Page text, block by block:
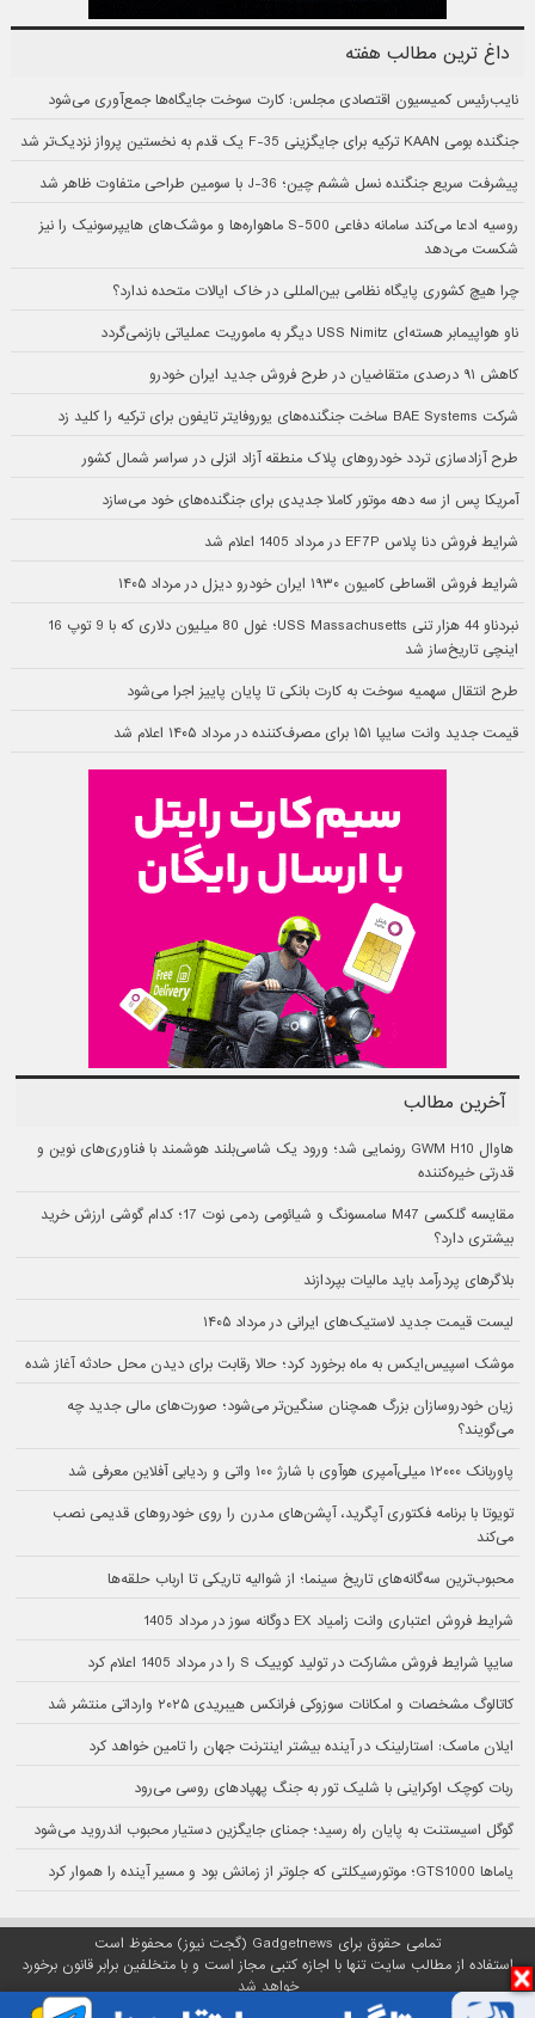
داغ ترین مطالب هفته
نایب‌رئیس کمیسیون اقتصادی مجلس: کارت سوخت جایگاه‌ها جمع‌آوری می‌شود
جنگنده بومی KAAN ترکیه برای جایگزینی F-35 یک قدم به نخستین پرواز نزدیک‌تر شد
پیشرفت سریع جنگنده نسل ششم چین؛ J-36 با سومین طراحی متفاوت ظاهر شد
روسیه ادعا می‌کند سامانه دفاعی S-500 ماهواره‌ها و موشک‌های هایپرسونیک را نیز
شکست می‌دهد
چرا هیچ کشوری پایگاه نظامی بین‌المللی در خاک ایالات متحده ندارد؟
ناو هواپیمابر هسته‌ای USS Nimitz دیگر به ماموریت عملیاتی بازنمی‌گردد
کاهش ۹۱ درصدی متقاضیان در طرح فروش جدید ایران خودرو
شرکت BAE Systems ساخت جنگنده‌های یوروفایتر تایفون برای ترکیه را کلید زد
طرح آزادسازی تردد خودروهای پلاک منطقه آزاد انزلی در سراسر شمال کشور
آمریکا پس از سه دهه موتور کاملا جدیدی برای جنگنده‌های خود می‌سازد
شرایط فروش دنا پلاس EF7P در مرداد 1405 اعلام شد
شرایط فروش اقساطی کامیون ۱۹۳۰ ایران خودرو دیزل در مرداد ۱۴۰۵
نبردناو 44 هزار تنی USS Massachusetts؛ غول 80 میلیون دلاری که با 9 توپ 16
اینچی تاریخ‌ساز شد
طرح انتقال سهمیه سوخت به کارت بانکی تا پایان پاییز اجرا می‌شود
قیمت جدید وانت سایپا ۱۵۱ برای مصرف‌کننده در مرداد ۱۴۰۵ اعلام شد
آخرین مطالب
هاوال GWM H10 رونمایی شد؛ ورود یک شاسی‌بلند هوشمند با فناوری‌های نوین و
قدرتی خیره‌کننده
مقایسه گلکسی M47 سامسونگ و شیائومی ردمی نوت 17؛ کدام گوشی ارزش خرید
بیشتری دارد؟
بلاگرهای پردرآمد باید مالیات بپردازند
لیست قیمت جدید لاستیک‌های ایرانی در مرداد ۱۴۰۵
موشک اسپیس‌ایکس به ماه برخورد کرد؛ حالا رقابت برای دیدن محل حادثه آغاز شده
زیان خودروسازان بزرگ همچنان سنگین‌تر می‌شود؛ صورت‌های مالی جدید چه
می‌گویند؟
پاوربانک ۱۲۰۰۰ میلی‌آمپری هوآوی با شارژ ۱۰۰ واتی و ردیابی آفلاین معرفی شد
تویوتا با برنامه فکتوری آپگرید، آپشن‌های مدرن را روی خودروهای قدیمی نصب
می‌کند
محبوب‌ترین سه‌گانه‌های تاریخ سینما؛ از شوالیه تاریکی تا ارباب حلقه‌ها
شرایط فروش اعتباری وانت زامیاد EX دوگانه سوز در مرداد 1405
سایپا شرایط فروش مشارکت در تولید کوییک S را در مرداد 1405 اعلام کرد
کاتالوگ مشخصات و امکانات سوزوکی فرانکس هیبریدی ۲۰۲۵ وارداتی منتشر شد
ایلان ماسک: استارلینک در آینده بیشتر اینترنت جهان را تامین خواهد کرد
ربات کوچک اوکراینی با شلیک تور به جنگ پهپادهای روسی می‌رود
گوگل اسیستنت به پایان راه رسید؛ جمنای جایگزین دستیار محبوب اندروید می‌شود
یاماها GTS1000؛ موتورسیکلتی که جلوتر از زمانش بود و مسیر آینده را هموار کرد
تمامی حقوق برای Gadgetnews (گجت نیوز) محفوظ است
استفاده از مطالب سایت تنها با اجازه کتبی مجاز است و با متخلفین برابر قانون برخورد
خواهد شد
پلتفرم گجت نیوز روی
سرور اختصاصیمبین هاست میزبانی می‌شود